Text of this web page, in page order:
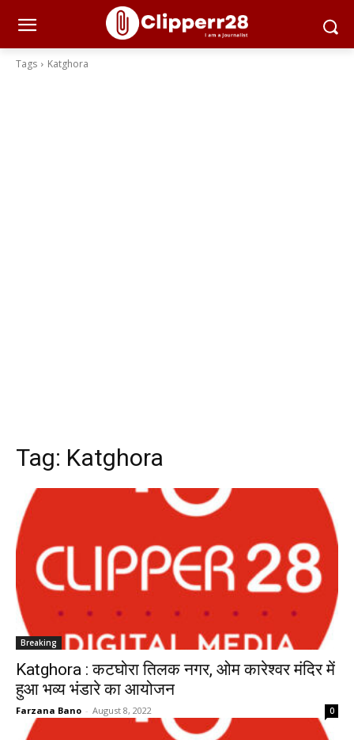
Tags Katghora
Tag: Katghora
Breaking
Katghora : कटघोरा तिलक नगर, ओम कारेश्वर मंदिर में
हुआ भव्य भंडारे का आयोजन
Farzana Bano - August 8, 2022 0